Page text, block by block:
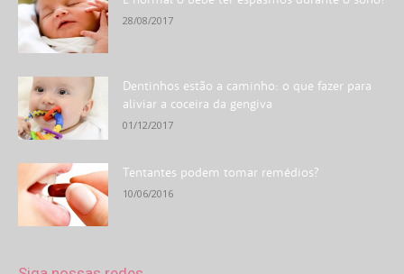
28/08/2017
Dentinhos estão a caminho: o que fazer para
aliviar a coceira da gengiva
01/12/2017
Tentantes podem tomar remédios?
10/06/2016